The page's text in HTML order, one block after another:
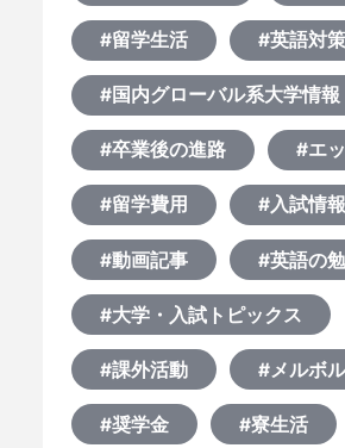
何から始める
ブログ
おすすめ特集
EVENTS
#留学生活 #英語対策
#国内グローバル系大学情報
#卒業後の進路 #エ
#留学費用 #入試情報
#動画記事 #英語の
#大学・入試トピックス
#課外活動 #メルボ
#奨学金 #寮生活